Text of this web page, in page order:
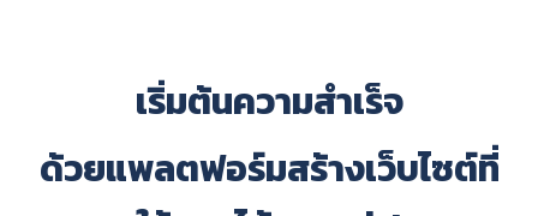
เริ่มต้นความสำเร็จ
ด้วยแพลตฟอร์มสร้างเว็บไซต์ที่